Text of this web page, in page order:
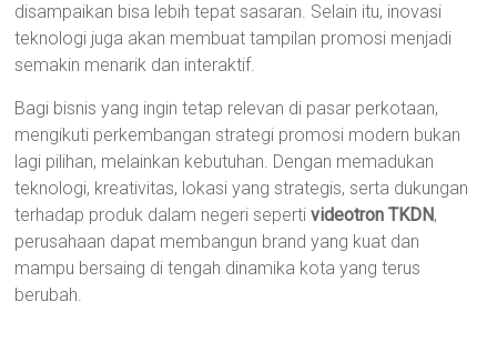
disampaikan bisa lebih tepat sasaran. Selain itu, inovasi
teknologi juga akan membuat tampilan promosi menjadi
semakin menarik dan interaktif.
Bagi bisnis yang ingin tetap relevan di pasar perkotaan,
mengikuti perkembangan strategi promosi modern bukan
lagi pilihan, melainkan kebutuhan. Dengan memadukan
teknologi, kreativitas, lokasi yang strategis, serta dukungan
terhadap produk dalam negeri sepertivideotron TKDN,
perusahaan dapat membangun brand yang kuat dan
mampu bersaing di tengah dinamika kota yang terus
berubah.